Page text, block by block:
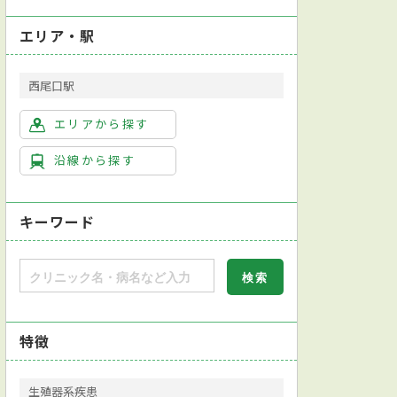
エリア・駅
西尾口駅
エリアから探す
沿線から探す
キーワード
特徴
生殖器系疾患